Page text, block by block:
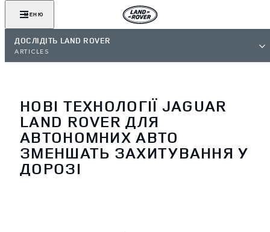
МЕНЮ
ДОСЛІДІТЬ LAND ROVER
ARTICLES
НОВІ ТЕХНОЛОГІЇ JAGUAR
LAND ROVER ДЛЯ
АВТОНОМНИХ АВТО
ЗМЕНШАТЬ ЗАХИТУВАННЯ У
ДОРОЗІ